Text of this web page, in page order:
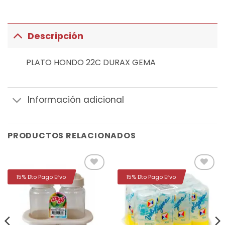
Descripción
PLATO HONDO 22C DURAX GEMA
Información adicional
PRODUCTOS RELACIONADOS
Añadir
lista de
deseos
15% Dto Pago Efvo
Añadir
a la
lista de
deseos
15% Dto Pago Efvo